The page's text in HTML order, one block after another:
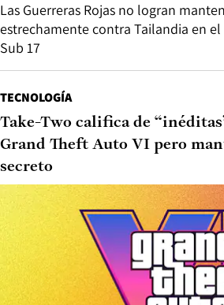
Las Guerreras Rojas no logran
estrechamente contra Tailandia en
Sub 17
TECNOLOGÍA
Take-Two califica de
Grand Theft Auto VI pero
secreto